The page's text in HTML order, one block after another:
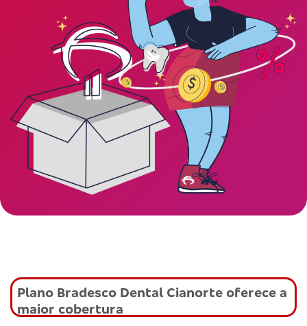
Plano Bradesco Dental Cianorte oferece a
maior cobertura